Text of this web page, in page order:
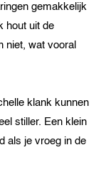
gemakkelijk
hout uit de
niet, wat vooral
klank kunnen
stiller. Een klein
als je vroeg in de